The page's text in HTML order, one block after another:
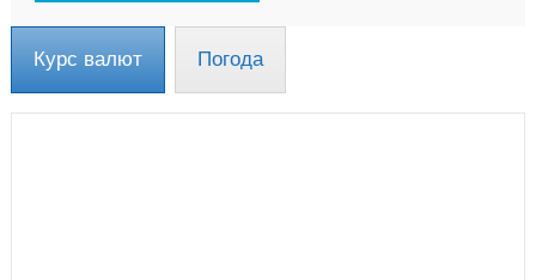
Курс валют Погода